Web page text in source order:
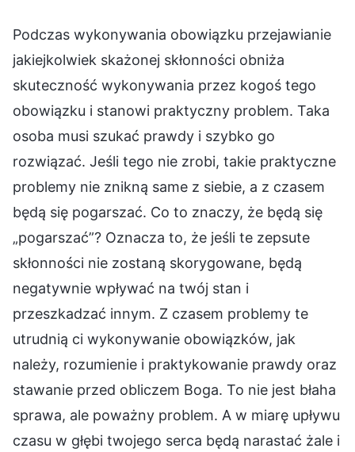
Podczas wykonywania obowiązku przejawianie
jakiejkolwiek skażonej skłonności obniża
skuteczność wykonywania przez kogoś tego
obowiązku i stanowi praktyczny problem. Taka
osoba musi szukać prawdy i szybko go
rozwiązać. Jeśli tego nie zrobi, takie praktyczne
problemy nie znikną same z siebie, a z czasem
będą się pogarszać. Co to znaczy, że będą się
„pogarszać”? Oznacza to, że jeśli te zepsute
skłonności nie zostaną skorygowane, będą
negatywnie wpływać na twój stan i
przeszkadzać innym. Z czasem problemy te
utrudnią ci wykonywanie obowiązków, jak
należy, rozumienie i praktykowanie prawdy oraz
stawanie przed obliczem Boga. To nie jest błaha
sprawa, ale poważny problem. A w miarę upływu
czasu w głębi twojego serca będą narastać żale i